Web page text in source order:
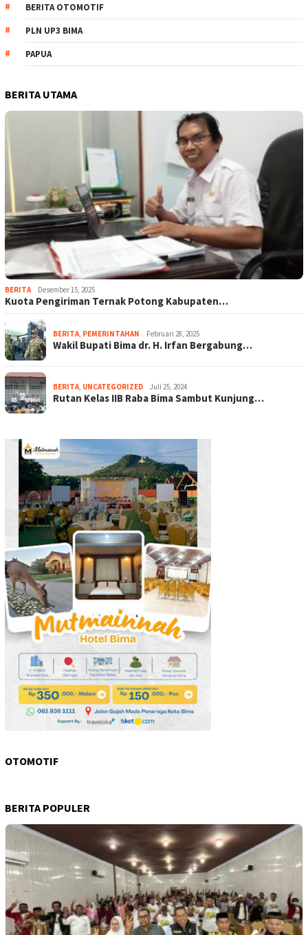
BERITA OTOMOTIF
PLN UP3 BIMA
PAPUA
BERITA UTAMA
BERITA Desember 15, 2025
Kuota Pengiriman Ternak Potong Kabupaten…
BERITA, PEMERINTAHAN Februari 28, 2025
Wakil Bupati Bima dr. H. Irfan Bergabung…
BERITA, UNCATEGORIZED Juli 25, 2024
Rutan Kelas IIB Raba Bima Sambut Kunjung…
OTOMOTIF
BERITA POPULER